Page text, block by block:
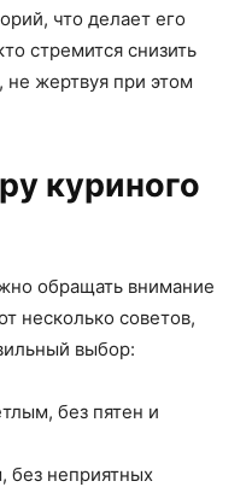
что делает его
стремится снизить
не жертвуя при этом
куриного
обращать внимание
несколько советов,
выбор:
без пятен и
без неприятных